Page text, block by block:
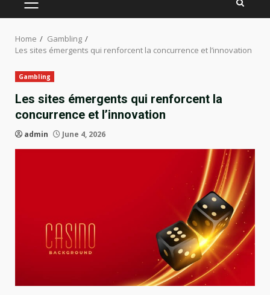
PRIMARY
MENU
Home
Gambling
Les sites émergents qui renforcent la concurrence et l’innovation
Gambling
Les sites émergents qui renforcent la
concurrence et l’innovation
admin June 4, 2026